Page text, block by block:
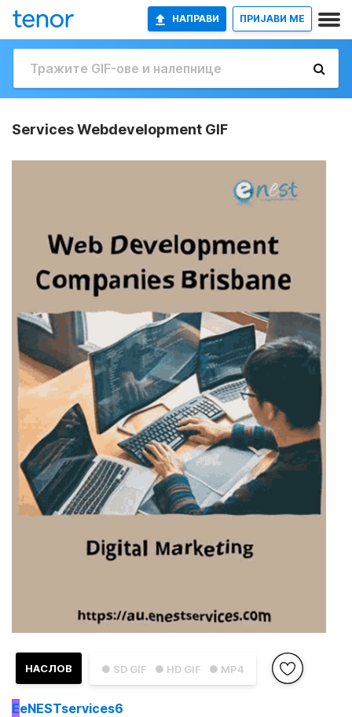
НАПРАВИ ПРИЈАВИ МЕ
Services Webdevelopment GIF
● SD GIF ● HD GIF ● MP4
НАСЛОВ
EeNESTservices6